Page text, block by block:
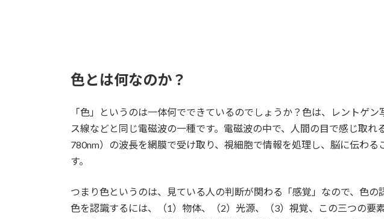
色とは何なのか？
「色」というのは一体何でできているのでしょうか？色は、レントゲ
ス線などと同じ電磁波の一種です。電磁波の中で、人間の目で感じ取れ
780nm）の波長を網膜で受け取り、視細胞で情報を処理し、脳に伝わる
す。
つまり色というのは、見ている人の判断が関わる「感覚」なので、色の
色を認識するには、（1）物体、（2）光源、（3）視覚、この三つの要